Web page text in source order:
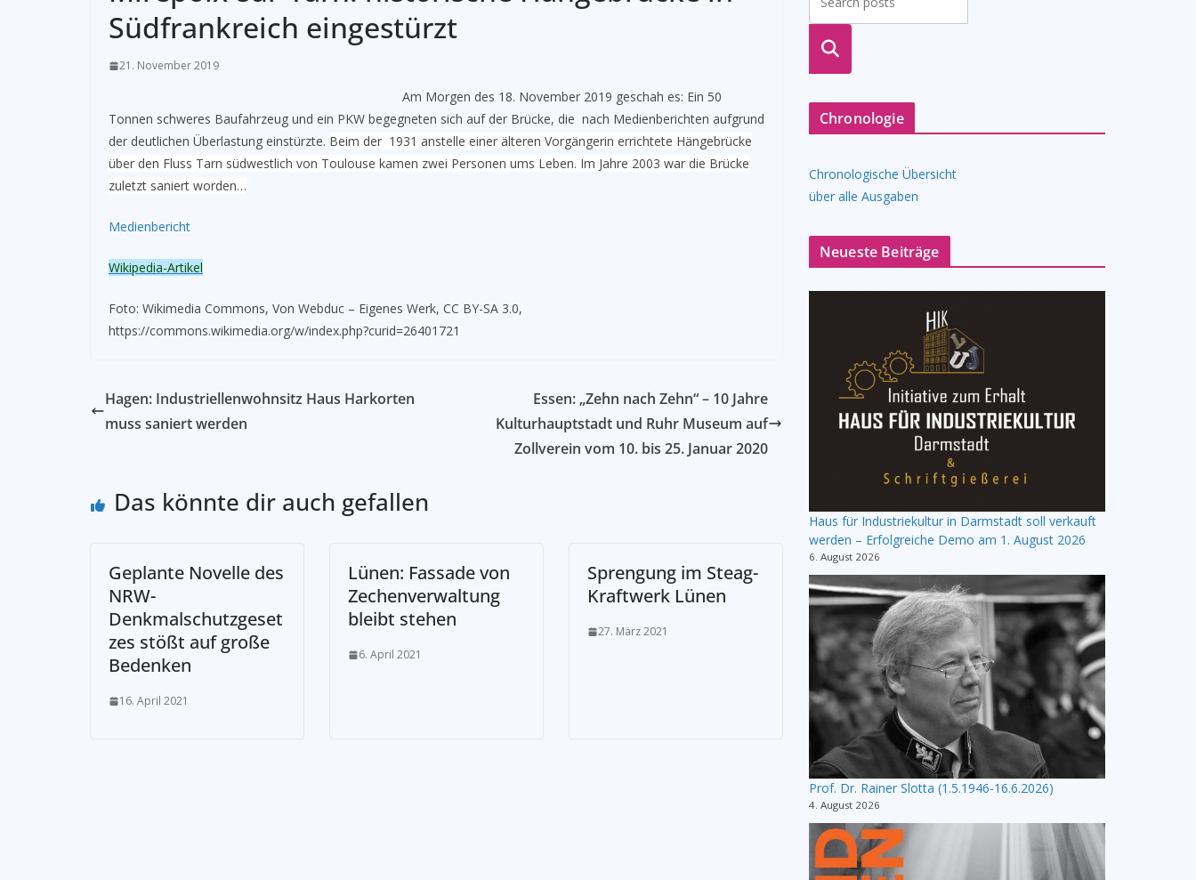
Südfrankreich eingestürzt
21. November 2019
Am Morgen des 18. November 2019 geschah es: Ein 50
Tonnen schweres Baufahrzeug und ein PKW begegneten sich auf der Brücke, die nach Medienberichten aufgrund
der deutlichen Überlastung einstürzte. Beim der 1931 anstelle einer älteren Vorgängerin errichtete Hängebrücke
über den Fluss Tarn südwestlich von Toulouse kamen zwei Personen ums Leben. Im Jahre 2003 war die Brücke
zuletzt saniert worden…
Medienbericht
Wikipedia-Artikel
Foto: Wikimedia Commons, Von Webduc – Eigenes Werk, CC BY-SA 3.0,
https://commons.wikimedia.org/w/index.php?curid=26401721
Hagen: Industriellenwohnsitz Haus Harkorten
muss saniert werden
Essen: „Zehn nach Zehn“ – 10 Jahre
Kulturhauptstadt und Ruhr Museum auf
Zollverein vom 10. bis 25. Januar 2020
Das könnte dir auch gefallen
Geplante Novelle des
NRW-
Denkmalschutzgeset
zes stößt auf große
Bedenken
16. April 2021
Lünen: Fassade von
Zechenverwaltung
bleibt stehen
6. April 2021
Sprengung im Steag-
Kraftwerk Lünen
27. März 2021
suche
Chronologie
Chronologische Übersicht
über alle Ausgaben
Neueste Beiträge
Haus für Industriekultur in Darmstadt soll verkauft
werden – Erfolgreiche Demo am 1. August 2026
6. August 2026
Prof. Dr. Rainer Slotta (1.5.1946-16.6.2026)
4. August 2026